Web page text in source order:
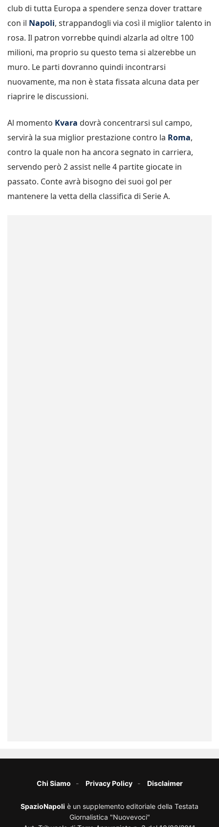
club di tutta Europa a spendere senza dover trattare
con il Napoli, strappandogli via così il miglior talento in
rosa. Il patron vorrebbe quindi alzarla ad oltre 100
milioni, ma proprio su questo tema si alzerebbe un
muro. Le parti dovranno quindi incontrarsi
nuovamente, ma non è stata fissata alcuna data per
riaprire le discussioni.
Al momento Kvara dovrà concentrarsi sul campo,
servirà la sua miglior prestazione contro la Roma,
contro la quale non ha ancora segnato in carriera,
servendo però 2 assist nelle 4 partite giocate in
passato. Conte avrà bisogno dei suoi gol per
mantenere la vetta della classifica di Serie A.
Chi Siamo Privacy Policy Disclaimer
SpazioNapoli è un supplemento editoriale della Testata
Giornalistica "Nuovevoci"